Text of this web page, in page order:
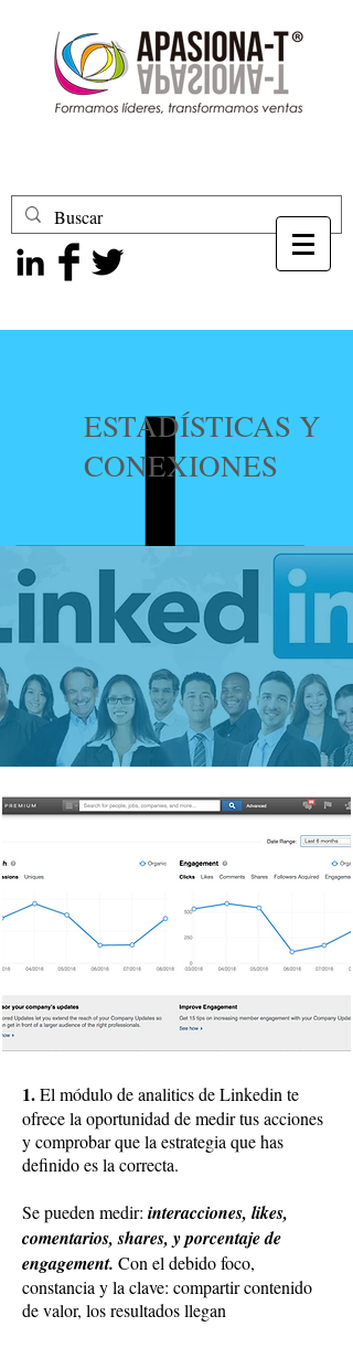
ESTADÍSTICAS Y
CONEXIONES
1.El módulo de analitics de Linkedin te
ofrece la oportunidad de medir tus acciones
y comprobar que la estrategia que has
definido es la correcta.
Se pueden medir: interacciones, likes,
comentarios, shares, y porcentaje de
engagement. Con el debido foco,
constancia y la clave: compartir contenido
de valor, los resultados llegan